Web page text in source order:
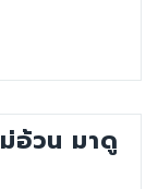
อ้วน มาดู